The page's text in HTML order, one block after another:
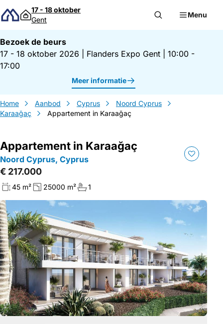
Direct naar inhoud
17 - 18 oktober
Gent
Menu
Bezoek de beurs
17 - 18 oktober 2026
Flanders Expo Gent
10:00 -
17:00
Meer informatie
Home Aanbod Cyprus
Noord Cyprus
Karaağaç
Appartement in Karaağaç
Appartement in Karaağaç
Noord Cyprus, Cyprus
€ 217.000
45 m² 25000 m² 1